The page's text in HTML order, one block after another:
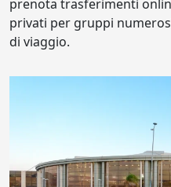
prenota trasferimenti
privati per gruppi
di viaggio.